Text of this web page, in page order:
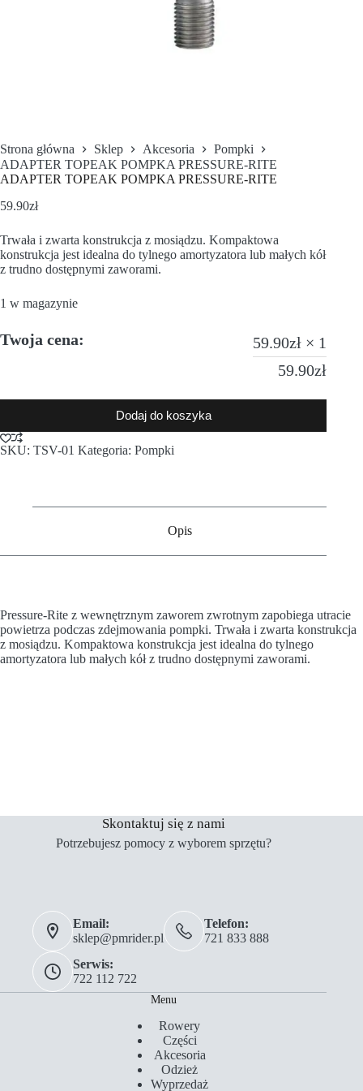
Strona główna Sklep Akcesoria
Pompki
ADAPTER TOPEAK POMPKA PRESSURE-RITE
ADAPTER TOPEAK POMPKA PRESSURE-RITE
59.90zł
Trwała i zwarta konstrukcja z mosiądzu. Kompaktowa
konstrukcja jest idealna do tylnego amortyzatora lub małych kół
z trudno dostępnymi zaworami.
1 w magazynie
Twoja cena: 59.90zł × 1
59.90zł
Dodaj do koszyka
SKU: TSV-01 Kategoria: Pompki
Opis
Pressure-Rite z wewnętrznym zaworem zwrotnym zapobiega utracie
powietrza podczas zdejmowania pompki. Trwała i zwarta konstrukcja
z mosiądzu. Kompaktowa konstrukcja jest idealna do tylnego
amortyzatora lub małych kół z trudno dostępnymi zaworami.
Skontaktuj się z nami
Potrzebujesz pomocy z wyborem sprzętu?
Email:
sklep@pmrider.pl
Telefon:
721 833 888
Serwis:
722 112 722
Menu
Rowery
Części
Akcesoria
Odzież
Wyprzedaż